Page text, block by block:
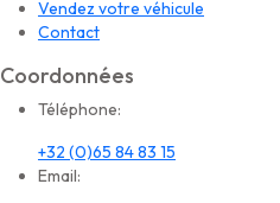
Vendez votre véhicule
Contact
Coordonnées
Téléphone:
+32 (0)65 84 83 15
Email: